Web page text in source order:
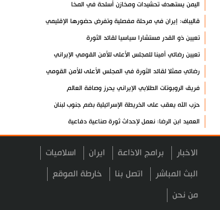
اليمن يستهدف تحشيدات ومخازن أسلحة في المخا
قاليباف: إيران في مرحلة مفصلية وتفرض حضورها الإقليمي
تعيين ذو القدر مستشارا سياسيا لقائد الثورة
تعيين رضائي أمينا للمجلس الأعلى للأمن القومي الإيراني
رضائي ممثلا لقائد الثورة في المجلس الأعلى للأمن القومي
فريق الروبوتات الطلابي الإيراني يحرز وصافة العالم
حزب الله يعقب على الخريطة الإسرائيلية بضم جنوب لبنان
العميد ابن الرضا: نعمل لإحداث ثورة صناعية دفاعية
بيان صادر عن هيئة الحشد الشعبي دعما للفياض
آية الله لاريجاني: مضيق هرمز لن يعود إلى وضعه السابق
إنجاز إيراني في إنتاج فيروسات مُهندسة وراثيا لعلاج السرطان
تكريم الشهيد لاريجاني ومنحه "الجائزة الوطنية للتعليم والثقافة
والبحوث"
الاخبار برامج الاذاعة ايران اسلاميات
البث المباشر اتصل بنا خارطة الموقع
من نحن